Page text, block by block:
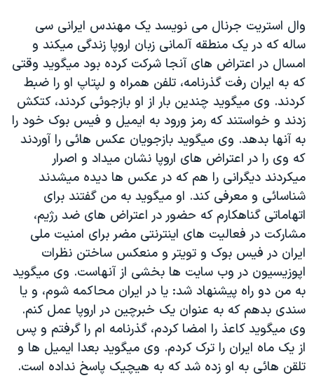
وال استريت جرنال می نويسد يک مهندس ايرانی سی
ساله که در يک منطقه آلمانی زبان اروپا زندگی ميکند و
امسال در اعتراض های آنجا شرکت کرده بود ميگويد وقتی
که به ايران رفت گذرنامه، تلفن همراه و لپتاپ او را ضبط
کردند. وی ميگويد چندين بار از او بازجوئی کردند، کتکش
زدند و خواستند که رمز ورود به ایميل و فيس بوک خود را
به آنها بدهد. وی ميگويد بازجويان عکس هائی را آوردند
که وی را در اعتراض های اروپا نشان ميداد و اصرار
ميکردند ديگرانی را هم که در عکس ها ديده ميشدند
شناسائی و معرفی کند. او ميگويد به من گفتند برای
اتهاماتی گناهکارم که حضور در اعتراض های ضد رژيم،
مشارکت در فعاليت های اينترنتی مضر برای امنيت ملی
ايران در فيس بوک و تويتر و منعکس ساختن نظرات
اپوزيسيون در وب سايت ها بخشی از آنهاست. وی ميگويد
به من دو راه پيشنهاد شد: يا در ايران محاکمه شوم، و يا
سندی بدهم که به عنوان يک خبرچين در اروپا عمل کنم.
وی ميگويد کاعذ را امضا کردم، گذرنامه ام را گرفتم و پس
از يک ماه ايران را ترک کردم. وی ميگويد بعدا ايميل ها و
تلقن هائی به او زده شد که به هيچيک پاسخ نداده است.